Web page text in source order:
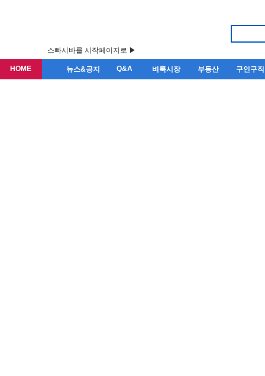
스빠시바를 시작페이지로 ▶
HOME 뉴스&공지 Q&A 벼룩시장 부동산 구인구직